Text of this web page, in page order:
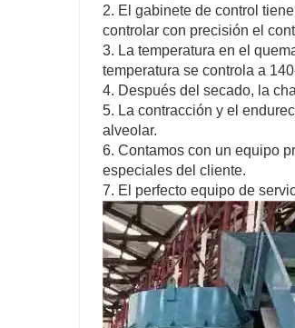
2. El gabinete de control
controlar con precisión el
3. La temperatura en el
temperatura se controla a
4. Después del secado, la
5. La contracción y el
alveolar.
6. Contamos con un equipo
especiales del cliente.
7. El perfecto equipo de